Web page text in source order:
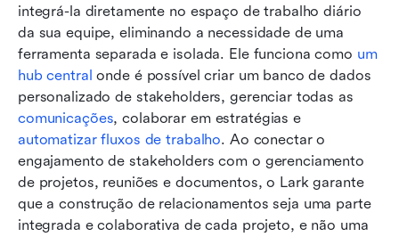
integrá-la diretamente no espaço de trabalho diário
da sua equipe, eliminando a necessidade de uma
ferramenta separada e isolada. Ele funciona como um
hub central onde é possível criar um banco de dados
comunicações
, colaborar em estratégias e
automatizar fluxos de trabalho. Ao conectar o
engajamento de stakeholders com o gerenciamento
de projetos, reuniões e documentos, o Lark garante
que a construção de relacionamentos seja uma parte
integrada e colaborativa de cada projeto, e não uma